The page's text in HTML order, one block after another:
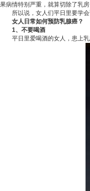
果病情特别严重，就算切除了乳
所以说，女人们平日里要学会
女人日常如何预防乳腺癌？
1、不要喝酒
平日里爱喝酒的女人，患上乳